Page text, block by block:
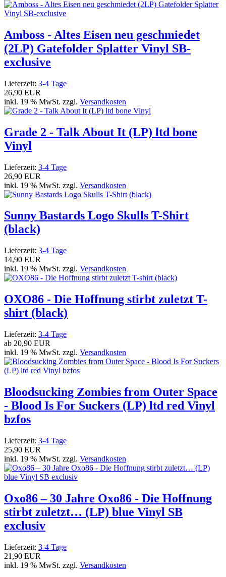
Amboss - Altes Eisen neu geschmiedet
(2LP) Gatefolder Splatter Vinyl SB-
exclusive
Lieferzeit: 3-4 Tage
26,90 EUR
inkl. 19 % MwSt. zzgl. Versandkosten
Grade 2 - Talk About It (LP) ltd bone
Vinyl
Lieferzeit: 3-4 Tage
26,90 EUR
inkl. 19 % MwSt. zzgl. Versandkosten
Sunny Bastards Logo Skulls T-Shirt
(black)
Lieferzeit: 3-4 Tage
14,90 EUR
inkl. 19 % MwSt. zzgl. Versandkosten
OXO86 - Die Hoffnung stirbt zuletzt T-
shirt (black)
Lieferzeit: 3-4 Tage
ab 20,90 EUR
inkl. 19 % MwSt. zzgl. Versandkosten
Bloodsucking Zombies from Outer Space
- Blood Is For Suckers (LP) ltd red Vinyl
bzfos
Lieferzeit: 3-4 Tage
25,90 EUR
inkl. 19 % MwSt. zzgl. Versandkosten
Oxo86 – 30 Jahre Oxo86 - Die Hoffnung
stirbt zuletzt… (LP) blue Vinyl SB
exclusiv
Lieferzeit: 3-4 Tage
21,90 EUR
inkl. 19 % MwSt. zzgl. Versandkosten